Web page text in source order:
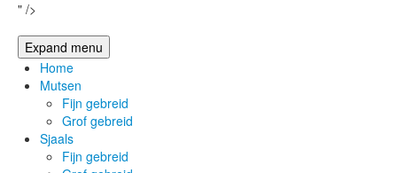
" />
Expand menu
Home
Mutsen
Fijn gebreid
Grof gebreid
Sjaals
Fijn gebreid